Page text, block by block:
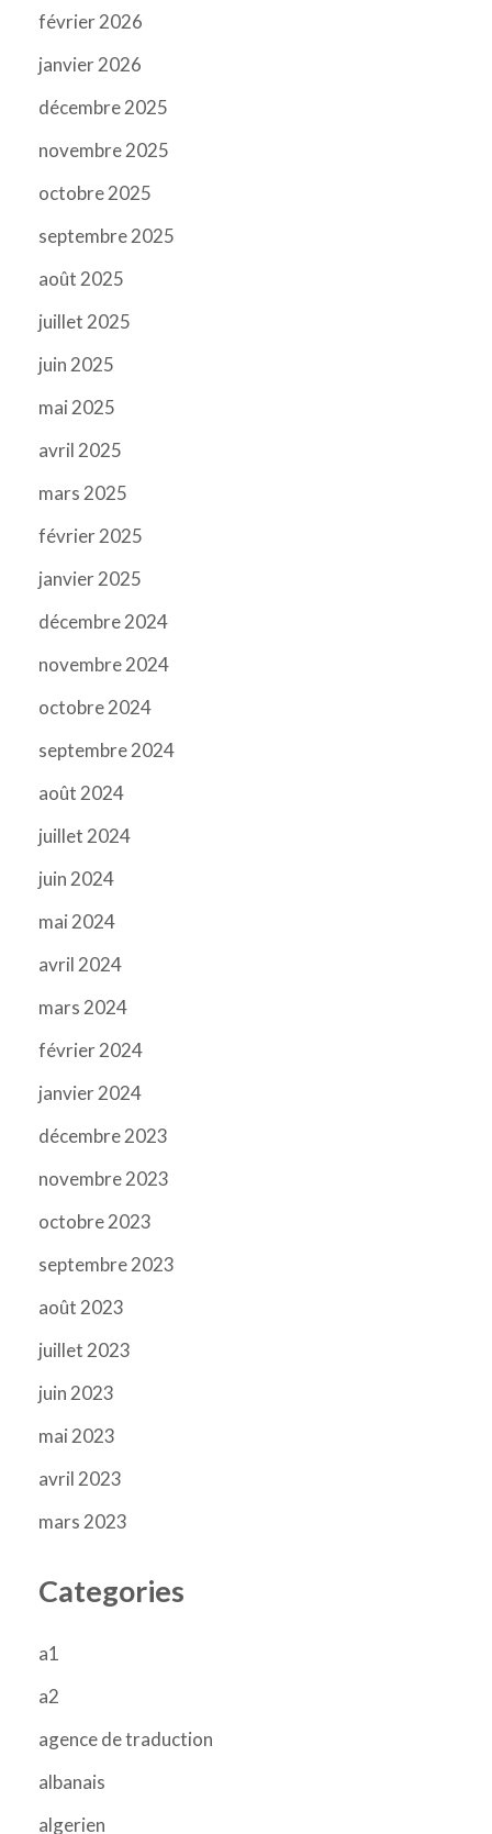
février 2026
janvier 2026
décembre 2025
novembre 2025
octobre 2025
septembre 2025
août 2025
juillet 2025
juin 2025
mai 2025
avril 2025
mars 2025
février 2025
janvier 2025
décembre 2024
novembre 2024
octobre 2024
septembre 2024
août 2024
juillet 2024
juin 2024
mai 2024
avril 2024
mars 2024
février 2024
janvier 2024
décembre 2023
novembre 2023
octobre 2023
septembre 2023
août 2023
juillet 2023
juin 2023
mai 2023
avril 2023
mars 2023
Categories
a1
a2
agence de traduction
albanais
algerien